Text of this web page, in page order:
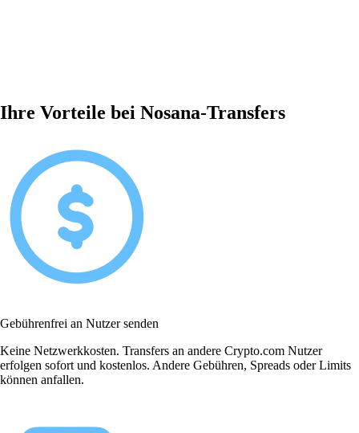
Ihre Vorteile bei Nosana-Transfers
Gebührenfrei an Nutzer senden
Keine Netzwerkkosten. Transfers an andere Crypto.com Nutzer
erfolgen sofort und kostenlos. Andere Gebühren, Spreads oder Limits
können anfallen.